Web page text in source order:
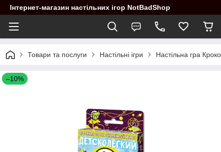
Інтернет-магазин настільних ігор NotBadShop
Товари та послуги Настільні ігри Настільна гра
–10%